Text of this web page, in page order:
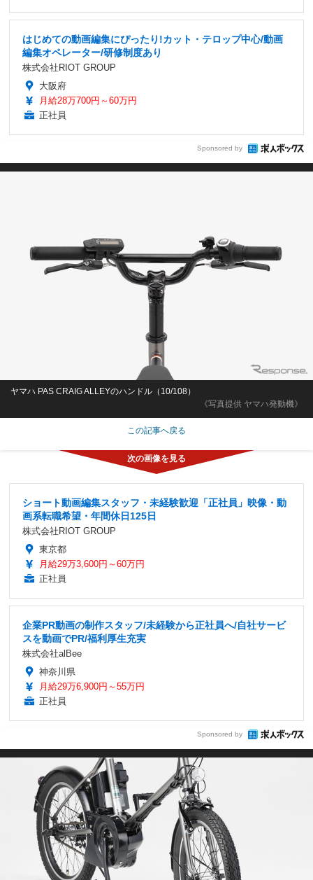
はじめての動画編集にぴったり!カット・テロップ中心/動画
編集オペレーター/研修制度あり
株式会社RIOT GROUP
大阪府
月給28万700円～60万円
正社員
Sponsored by
《写真提供 ヤマハ発動機》
ヤマハ PAS CRAIG ALLEYのハンドル（10/108）
この記事へ戻る
ショート動画編集スタッフ・未経験歓迎「正社員」映像・動
画系転職希望・年間休日125日
株式会社RIOT GROUP
東京都
月給29万3,600円～60万円
正社員
企業PR動画の制作スタッフ/未経験から正社員へ/自社サービ
スを動画でPR/福利厚生充実
株式会社alBee
神奈川県
月給29万6,900円～55万円
正社員
Sponsored by